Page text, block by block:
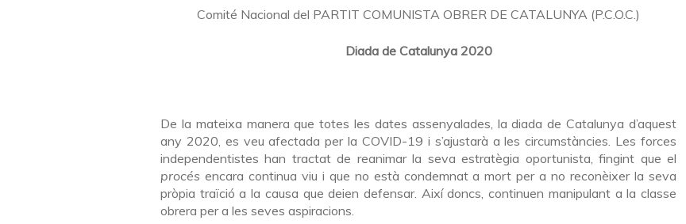
Comité Nacional del PARTIT COMUNISTA OBRER DE CATALUNYA (P.C.O.C.)
Diada de Catalunya 2020
De la mateixa manera que totes les dates assenyalades, la diada de Catalunya d’aquest
any 2020, es veu afectada per la COVID-19 i s’ajustarà a les circumstàncies. Les forces
independentistes han tractat de reanimar la seva estratègia oportunista, fingint que el
procés encara continua viu i que no està condemnat a mort per a no reconèixer la seva
pròpia traïció a la causa que deien defensar. Així doncs, continuen manipulant a la classe
obrera per a les seves aspiracions.